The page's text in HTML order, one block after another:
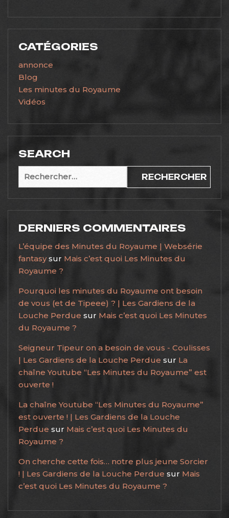
CATÉGORIES
annonce
Blog
Les minutes du Royaume
Vidéos
SEARCH
Rechercher :
DERNIERS COMMENTAIRES
L’équipe des Minutes du Royaume | Websérie
fantasysur Mais c’est quoi Les Minutes du
Royaume ?
Pourquoi les minutes du Royaume ont besoin
de vous (et de Tipeee) ? | Les Gardiens de la
Louche Perdue sur Mais c’est quoi Les Minutes
du Royaume ?
Seigneur Tipeur on a besoin de vous - Coulisses
| Les Gardiens de la Louche Perdue sur La
chaîne Youtube “Les Minutes du Royaume” est
ouverte !
La chaîne Youtube “Les Minutes du Royaume”
est ouverte ! | Les Gardiens de la Louche
Perdue sur Mais c’est quoi Les Minutes du
Royaume ?
On cherche cette fois… notre plus jeune Sorcier
! | Les Gardiens de la Louche Perdue sur Mais
c’est quoi Les Minutes du Royaume ?